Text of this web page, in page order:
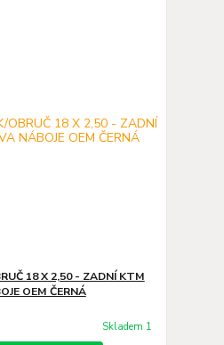
18 X 2,50 - ZADNÍ KTM
OEM ČERNÁ
Skladem 1